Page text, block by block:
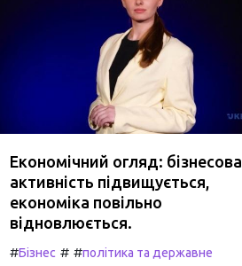
Економічний огляд: бізнесова
активність підвищується,
економіка повільно
відновлюється.
#Бізнес # #політика та державне